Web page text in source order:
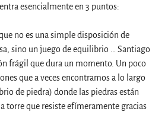
esencialmente en 3 puntos:
no es una simple disposición de
sino un juego de equilibrio … Santiago
frágil que dura un momento. Un poco
que a veces encontramos a lo largo
de piedra) donde las piedras están
torre que resiste efímeramente gracias